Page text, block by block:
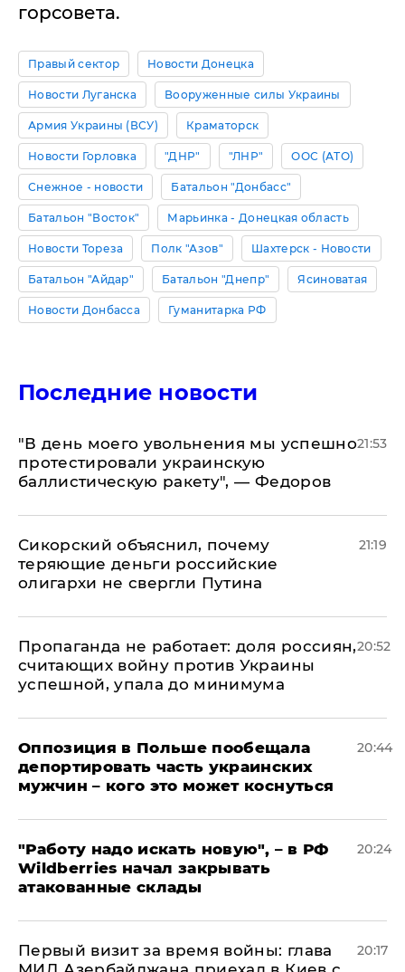
горсовета.
Правый сектор Новости Донецка
Новости Луганска Вооруженные силы Украины
Армия Украины (ВСУ) Краматорск
Новости Горловка "ДНР" "ЛНР" ООС (АТО)
Снежное - новости Батальон "Донбасс"
Батальон "Восток" Марьинка - Донецкая область
Новости Тореза Полк "Азов" Шахтерск - Новости
Батальон "Айдар" Батальон "Днепр" Ясиноватая
Новости Донбасса Гуманитарка РФ
Последние новости
​"В день моего увольнения мы успешно
протестировали украинскую
баллистическую ракету", — Федоров
21:53
Сикорский объяснил, почему
теряющие деньги российские
олигархи не свергли Путина
21:19
​Пропаганда не работает: доля россиян,
считающих войну против Украины
успешной, упала до минимума
20:52
Оппозиция в Польше пообещала
депортировать часть украинских
мужчин – кого это может коснуться
20:44
"Работу надо искать новую", – в РФ
Wildberries начал закрывать
атакованные склады
20:24
Первый визит за время войны: глава
20:17